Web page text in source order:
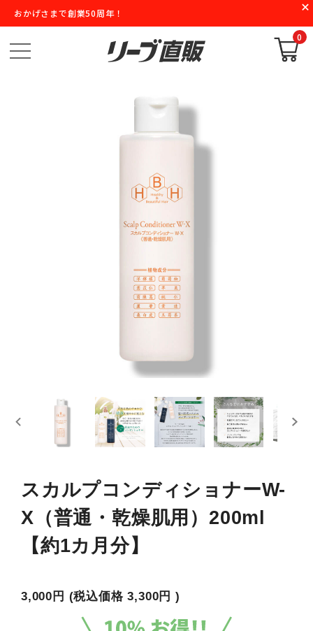
おかげさまで創業50周年！
0
スカルプコンディショナーW-
X（普通・乾燥肌用）200ml
【約1カ月分】
3,000円 (税込価格3,300円 )